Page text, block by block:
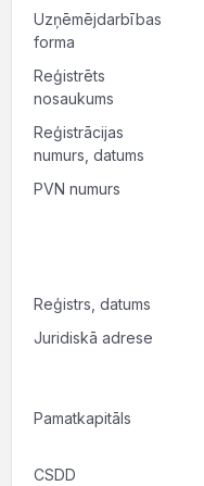
Uzņēmējdarbības
forma
Reģistrēts
nosaukums
Reģistrācijas
numurs, datums
PVN numurs
Reģistrs, datums
Juridiskā adrese
Pamatkapitāls
CSDD